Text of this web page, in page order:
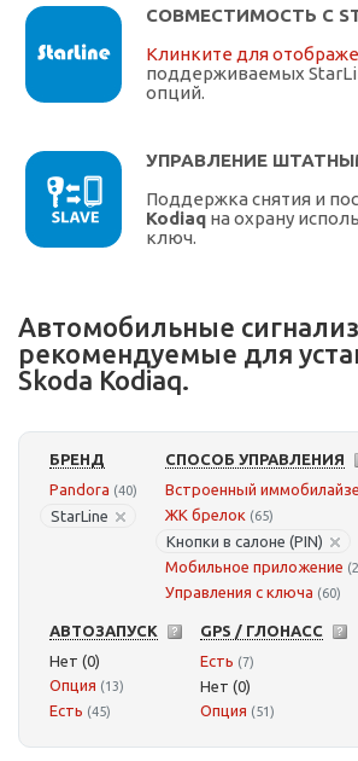
СОВМЕСТИМОСТЬ С
Клинките для
поддерживаемых
опций.
УПРАВЛЕНИЕ
Поддержка снятия и
Kodiaq на охрану
ключ.
Автомобильные
рекомендуемые для
Skoda Kodiaq.
БРЕНД
Pandora (40)
StarLine
СПОСОБ УПРАВЛЕНИЯ
Встроенный
ЖК брелок (65)
Кнопки в салоне (PIN)
Мобильное приложение
Управления с ключа (60)
АВТОЗАПУСК
Нет (0)
Опция (13)
Есть (45)
GPS / ГЛОНАСС
Есть (7)
Нет (0)
Опция (51)